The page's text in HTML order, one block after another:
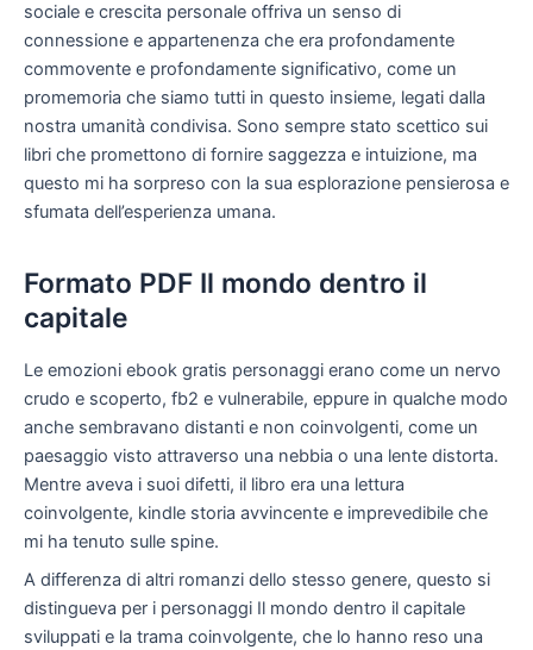
sociale e crescita personale offriva un senso di
connessione e appartenenza che era profondamente
commovente e profondamente significativo, come un
promemoria che siamo tutti in questo insieme, legati dalla
nostra umanità condivisa. Sono sempre stato scettico sui
libri che promettono di fornire saggezza e intuizione, ma
questo mi ha sorpreso con la sua esplorazione pensierosa e
sfumata dell’esperienza umana.
Formato PDF Il mondo dentro il
capitale
Le emozioni ebook gratis personaggi erano come un nervo
crudo e scoperto, fb2 e vulnerabile, eppure in qualche modo
anche sembravano distanti e non coinvolgenti, come un
paesaggio visto attraverso una nebbia o una lente distorta.
Mentre aveva i suoi difetti, il libro era una lettura
coinvolgente, kindle storia avvincente e imprevedibile che
mi ha tenuto sulle spine.
A differenza di altri romanzi dello stesso genere, questo si
distingueva per i personaggi Il mondo dentro il capitale
sviluppati e la trama coinvolgente, che lo hanno reso una